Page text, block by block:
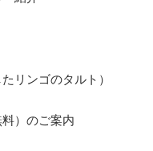
リンゴのタルト）
）のご案内